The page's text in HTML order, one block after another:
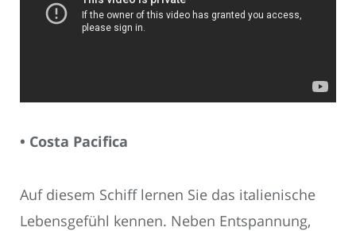
• Costa Pacifica
Auf diesem Schiff lernen Sie das italienische
Lebensgefühl kennen. Neben Entspannung,